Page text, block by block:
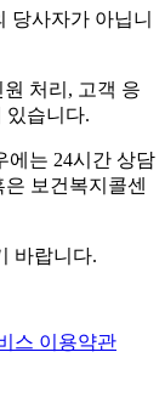
당사자가 아닙니
처리, 고객 응
있습니다.
에는 24시간 상담
보건복지콜센
바랍니다.
스 이용약관